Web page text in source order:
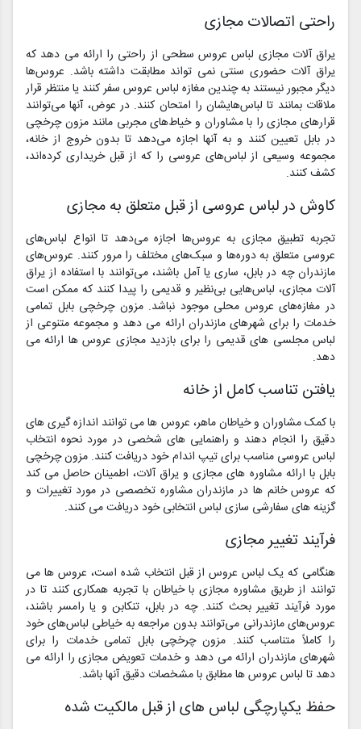
راحتی اتصالات مجازی
یراق آلات مجازی لباس عروس سطحی از راحتی را ارائه می دهد که
یراق آلات حضوری سنتی نمی تواند مطابقت داشته باشد. عروس‌ها
دیگر مجبور نیستند به چندین مغازه لباس عروس سفر کنند یا منتظر قرار
ملاقات بمانند تا لباس‌هایشان را امتحان کنند. در عوض، آنها می‌توانند
قرارهای مجازی را با مشاوران و خیاط‌های مجربی مانند مزون چرخچی
در بابل تعیین کنند و به آنها اجازه می‌دهد تا بدون خروج از خانه،
مجموعه وسیعی از لباس‌های عروسی را که از قبل خریداری کرده‌اند،
کشف کنند.
کاوش در لباس عروسی از قبل متعلق به مجازی
تجربه تطبیق مجازی به عروس‌ها اجازه می‌دهد تا انواع لباس‌های
عروسی متعلق به دوره‌ها و سبک‌های مختلف را مرور کنند. عروس‌های
مازندران چه در بابل، ساری یا آمل باشند، می‌توانند با استفاده از یراق
آلات مجازی، لباس‌هایی بی‌نظیر و قدیمی را پیدا کنند که ممکن است
در مغازه‌های عروس محلی موجود نباشد. مزون چرخچی بابل تمامی
خدمات را برای شهرهای مازندران ارائه می دهد و مجموعه متنوعی از
لباس مجلسی های قدیمی را برای بازدید مجازی عروس ها ارائه می
دهد.
یافتن تناسب کامل از خانه
با کمک مشاوران و خیاطان ماهر، عروس ها می توانند اندازه گیری های
دقیق را انجام دهند و راهنمایی های شخصی در مورد نحوه انتخاب
لباس عروسی مناسب برای تیپ اندام خود دریافت کنند. مزون چرخچی
بابل با ارائه مشاوره های مجازی و یراق آلات، اطمینان حاصل می کند
که عروس خانم ها در مازندران مشاوره تخصصی در مورد تغییرات و
گزینه های سفارشی سازی لباس انتخابی خود دریافت می کنند.
فرآیند تغییر مجازی
هنگامی که یک لباس عروس از قبل انتخاب شده است، عروس ها می
توانند از طریق مشاوره مجازی با خیاطان با تجربه همکاری کنند تا در
مورد فرآیند تغییر بحث کنند. چه در بابل، تنکابن و یا رامسر باشند،
عروس‌های مازندرانی می‌توانند بدون مراجعه به خیاطی لباس‌های خود
را کاملاً متناسب کنند. مزون چرخچی بابل تمامی خدمات را برای
شهرهای مازندران ارائه می دهد و خدمات تعویض مجازی را ارائه می
دهد تا لباس عروس ها مطابق با مشخصات دقیق آنها باشد.
حفظ یکپارچگی لباس های از قبل مالکیت شده